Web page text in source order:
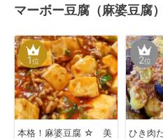
マーボー豆腐（麻婆豆腐
1位
本格！麻婆豆腐 ☆ 美
2位
ひき肉